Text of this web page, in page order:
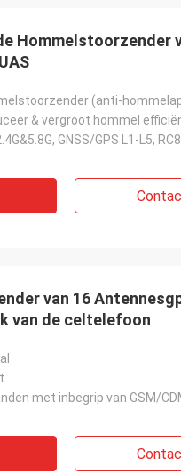
Hommelstoorzender
GNSS/GPS L1-L5,
van 16
van de celtelefoon